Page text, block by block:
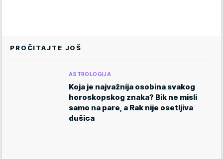
PROČITAJTE JOŠ
ASTROLOGIJA
Koja je najvažnija osobina svakog
horoskopskog znaka? Bik ne misli
samo na pare, a Rak nije osetljiva
dušica